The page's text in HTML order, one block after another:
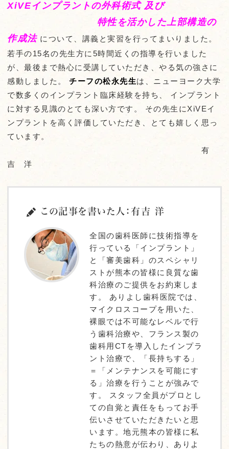
XiVEインプラントの外科術式 及び
特性を活かした上部構造の
作成法について、講義と実習を行ってまいりました。
若手の15名の先生方に5時間近くの指導を行いました
が、最後まで熱心に受講していただき、やる気の強さに
感動しました。 チーフの松永先生は、ニューヨーク大学
で数多くのインプラント臨床経験を持ち、 インプラント
に対する見識のとても深い方です。 その先生にXiVEイ
ンプラントを高く評価していただき、とても嬉しく思っ
ています。
有
吉 洋
この記事を書いた人：有吉 洋
全国の歯科医師に技術指導を
行っている「インプラント」
と「審美歯科」のスペシャリ
ストが熊本の皆様に良質な歯
科治療のご提供をお約束しま
す。 ありよし歯科医院では、
マイクロスコープを用いた、
裸眼では不可能なレベルで行
う歯科治療や、フランス製の
歯科用CTを導入したインプラ
ント治療で、「長持ちする」
＝「メンテナンスを可能にす
る」治療を行うことが強みで
す。 スタッフ全員がプロとし
ての自覚と責任をもってお手
伝いさせていただきたいと思
います。地元熊本の皆様に私
たちの熱意が伝わり、ありよ